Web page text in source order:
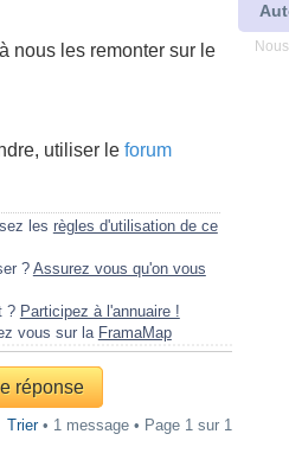
nous les remonter sur le
utiliser le forum
les règles d'utilisation de ce
? Assurez vous qu'on vous
? Participez à l'annuaire !
vous sur la FramaMap
réponse
Trier• 1 message • Page 1 sur 1